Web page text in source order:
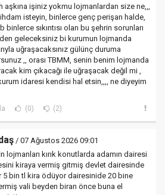
aşkına işiniz yokmu lojmanlardan size ne,,,
isteyin, binlerce genç perişan halde,
binlerce sıkıntısı olan bu şehrin sorunları
geleceksiniz bi kurumun lojmanda
uğraşacaksınız gülünç duruma
,, orası TBMM, senin benim lojmanda
kim çıkacağı ile uğraşacak değil mi ,
idaresi kendisi hal etsin,,,, ne diyeyim
(0) (2)
/ 07 Ağustos 2026 09:01
lojmanları kırık konutlarda adamın dairesi
kiraya vermiş gitmiş devlet dairesinde
5 bin tl kira ödüyor dairesinide 20 bine
vali beyden biran önce buna el